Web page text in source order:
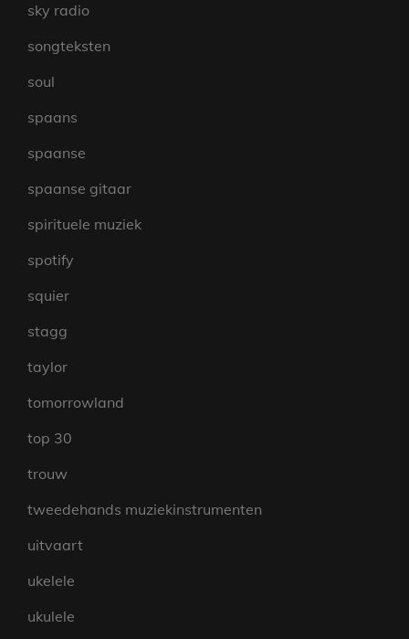
sky radio
songteksten
soul
spaans
spaanse
spaanse gitaar
spirituele muziek
spotify
squier
stagg
taylor
tomorrowland
top 30
trouw
tweedehands muziekinstrumenten
uitvaart
ukelele
ukulele